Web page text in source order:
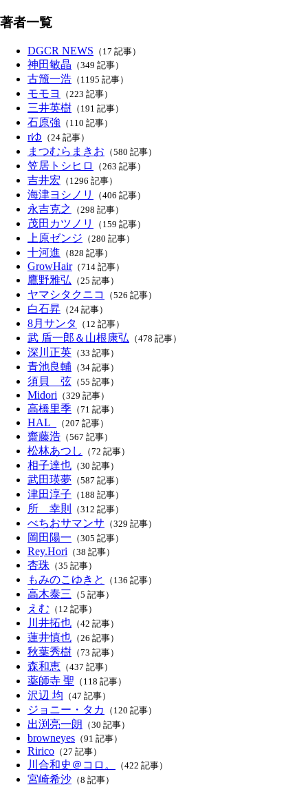
著者一覧
DGCR NEWS （17 記事）
神田敏晶 （349 記事）
古籏一浩 （1195 記事）
モモヨ （223 記事）
三井英樹 （191 記事）
石原強 （110 記事）
rゆ （24 記事）
まつむらまきお （580 記事）
笠居トシヒロ （263 記事）
吉井宏 （1296 記事）
海津ヨシノリ （406 記事）
永吉克之 （298 記事）
茂田カツノリ （159 記事）
上原ゼンジ （280 記事）
十河進 （828 記事）
GrowHair（714 記事）
鷹野雅弘 （25 記事）
ヤマシタクニコ （526 記事）
白石昇 （24 記事）
8月サンタ （12 記事）
武 盾一郎＆山根康弘 （478 記事）
深川正英 （33 記事）
青池良輔 （34 記事）
須貝 弦 （55 記事）
Midori （329 記事）
高橋里季 （71 記事）
HAL_ （207 記事）
齋藤浩 （567 記事）
松林あつし （72 記事）
相子達也 （30 記事）
武田瑛夢 （587 記事）
津田淳子 （188 記事）
所 幸則 （312 記事）
べちおサマンサ （329 記事）
岡田陽一 （305 記事）
Rey.Hori （38 記事）
杏珠 （35 記事）
もみのこゆきと （136 記事）
高木泰三 （5 記事）
えむ （12 記事）
川井拓也 （42 記事）
蓮井慎也 （26 記事）
秋葉秀樹 （73 記事）
森和恵 （437 記事）
薬師寺 聖 （118 記事）
沢辺 均 （47 記事）
ジョニー・タカ （120 記事）
出渕亮一朗 （30 記事）
browneyes （91 記事）
Ririco （27 記事）
川合和史＠コロ。 （422 記事）
宮崎希沙 （8 記事）